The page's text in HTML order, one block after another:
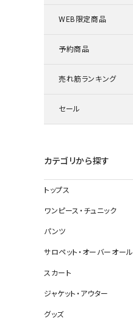
WEB限定商品
予約商品
売れ筋ランキング
セール
カテゴリから探す
トップス
ワンピース・チュニック
パンツ
サロペット・オーバーオール
スカート
ジャケット・アウター
グッズ